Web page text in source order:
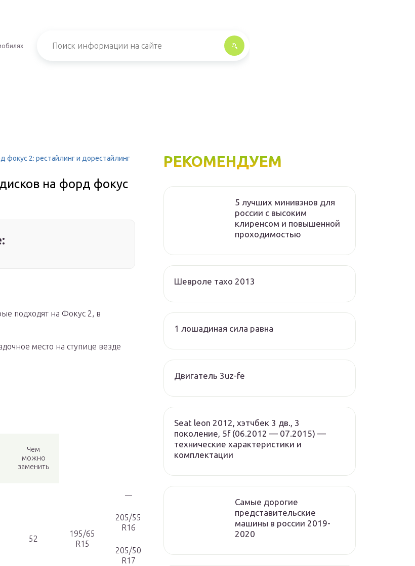
фокус 2: рестайлинг и дорестайлинг
на форд фокус
подходят на Фокус 2, в
место на ступице везде
Чем
можно
заменить
52
195/65
R15
—
205/55
R16
205/50
R17
РЕКОМЕНДУЕМ
5 лучших минивэнов для
россии с высоким
клиренсом и повышенной
проходимостью
Шевроле тахо 2013
1 лошадиная сила равна
Двигатель 3uz-fe
Seat leon 2012, хэтчбек 3 дв., 3
поколение, 5f (06.2012 — 07.2015) —
технические характеристики и
комплектации
Cамые дорогие
представительские
машины в россии 2019-
2020